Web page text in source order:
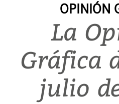
OPINIÓN
La
Gráfica
julio